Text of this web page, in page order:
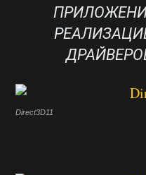
Direct3D11